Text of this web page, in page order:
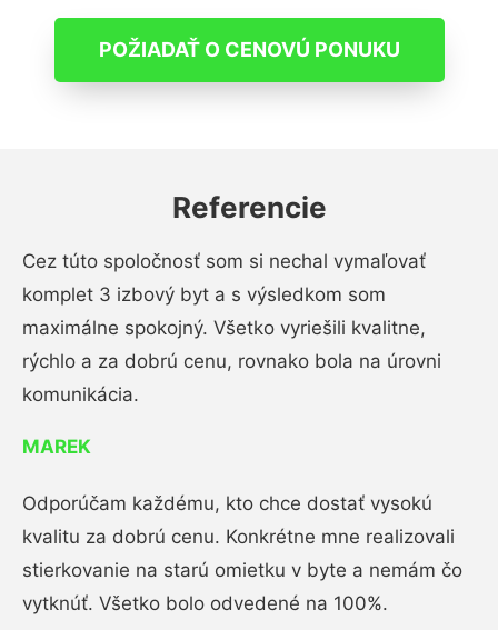
POŽIADAŤ O CENOVÚ PONUKU
Referencie
Cez túto spoločnosť som si nechal vymaľovať
komplet 3 izbový byt a s výsledkom som
maximálne spokojný. Všetko vyriešili kvalitne,
rýchlo a za dobrú cenu, rovnako bola na úrovni
komunikácia.
MAREK
Odporúčam každému, kto chce dostať vysokú
kvalitu za dobrú cenu. Konkrétne mne realizovali
stierkovanie na starú omietku v byte a nemám čo
vytknúť. Všetko bolo odvedené na 100%.